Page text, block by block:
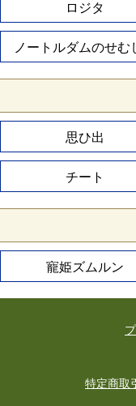
ロジタ
ノートルダムのせむ
思ひ出
チート
寵姫ズムルン
特定商取